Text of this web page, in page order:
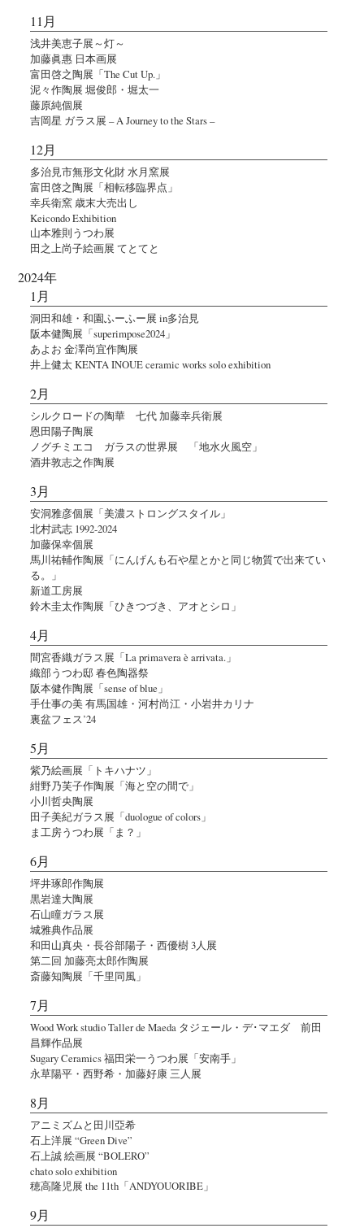
11月
浅井美恵子展～灯～
加藤眞惠 日本画展
富田啓之陶展「The Cut Up.」
泥々作陶展 堀俊郎・堀太一
藤原純個展
吉岡星 ガラス展 – A Journey to the Stars –
12月
多治見市無形文化財 水月窯展
富田啓之陶展「相転移臨界点」
幸兵衛窯 歳末大売出し
Keicondo Exhibition
山本雅則うつわ展
田之上尚子絵画展 てとてと
2024年
1月
洞田和雄・和園ふーふー展 in多治見
阪本健陶展「superimpose2024」
あよお 金澤尚宜作陶展
井上健太 KENTA INOUE ceramic works solo exhibition
2月
シルクロードの陶華 七代 加藤幸兵衛展
恩田陽子陶展
ノグチミエコ ガラスの世界展 「地水火風空」
酒井敦志之作陶展
3月
安洞雅彦個展「美濃ストロングスタイル」
北村武志 1992-2024
加藤保幸個展
馬川祐輔作陶展「にんげんも石や星とかと同じ物質で出来てい
る。」
新道工房展
鈴木圭太作陶展「ひきつづき、アオとシロ」
4月
間宮香織ガラス展「La primavera è arrivata.」
織部うつわ邸 春色陶器祭
阪本健作陶展「sense of blue」
手仕事の美 有馬国雄・河村尚江・小岩井カリナ
裏盆フェス’24
5月
紫乃絵画展「トキハナツ」
紺野乃芙子作陶展「海と空の間で」
小川哲央陶展
田子美紀ガラス展「duologue of colors」
ま工房うつわ展「ま？」
6月
坪井琢郎作陶展
黒岩達大陶展
石山瞳ガラス展
城雅典作品展
和田山真央・長谷部陽子・西優樹 3人展
第二回 加藤亮太郎作陶展
斎藤知陶展「千里同風」
7月
Wood Work studio Taller de Maeda タジェール・デ･マエダ 前田
昌輝作品展
Sugary Ceramics 福田栄一うつわ展「安南手」
永草陽平・西野希・加藤好康 三人展
8月
アニミズムと田川亞希
石上洋展 “Green Dive”
石上誠 絵画展 “BOLERO”
chato solo exhibition
穂高隆児展 the 11th「ANDYOUORIBE」
9月